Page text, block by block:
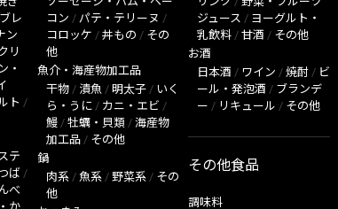
レ
ン
リ
・
ト /
テ
ば /
べ
コン / パテ・テリーヌ /
コロッケ / 丼もの / その
他
魚介・海産物加工品
干物 / 漬魚 / 明太子 / いく
ら・うに / カニ・エビ /
鰻 / 牡蠣・貝類 / 海産物
加工品 / その他
鍋
肉系 / 魚系 / 野菜系 / その
他
ジュース / ヨーグルト・
乳飲料 / 甘酒 / その他
お酒
日本酒 / ワイン / 焼酎 / ビ
ール・発泡酒 / ブランデ
ー / リキュール / その他
その他食品
調味料